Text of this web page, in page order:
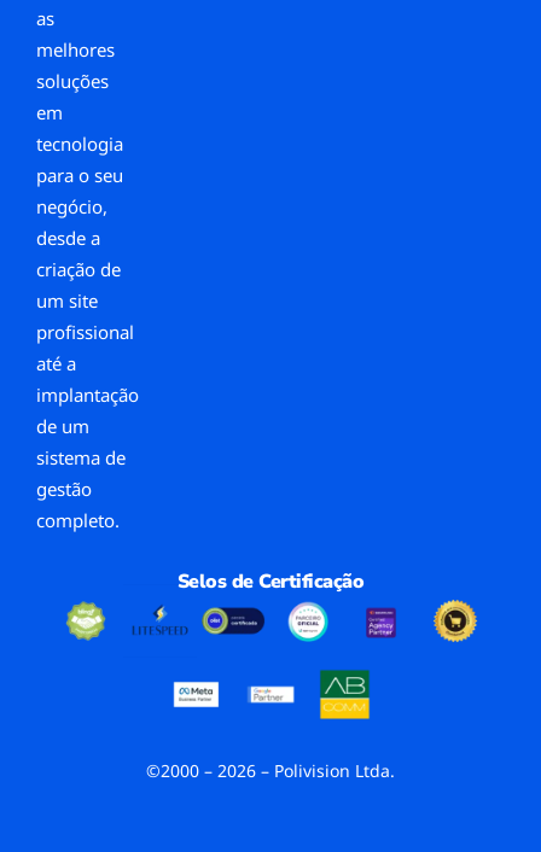
as
melhores
soluções
em
tecnologia
para o seu
negócio,
desde a
criação de
um site
profissional
até a
implantação
de um
sistema de
gestão
completo.
Selos de Certificação
©2000 – 2026 – Polivision Ltda.